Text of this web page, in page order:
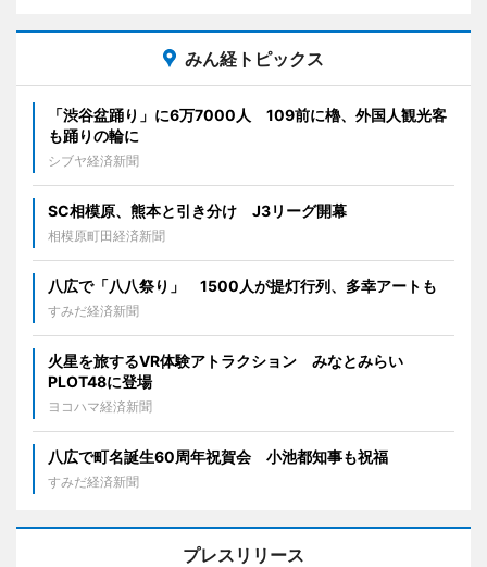
みん経トピックス
「渋谷盆踊り」に6万7000人 109前に櫓、外国人観光客
も踊りの輪に
シブヤ経済新聞
SC相模原、熊本と引き分け J3リーグ開幕
相模原町田経済新聞
八広で「八八祭り」 1500人が提灯行列、多幸アートも
すみだ経済新聞
火星を旅するVR体験アトラクション みなとみらい
PLOT48に登場
ヨコハマ経済新聞
八広で町名誕生60周年祝賀会 小池都知事も祝福
すみだ経済新聞
プレスリリース